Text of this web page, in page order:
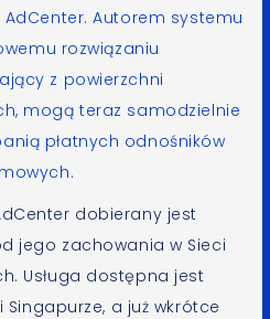
AdCenter. Autorem systemu
rozwiązaniu
z powierzchni
, mogą teraz samodzielnie
płatnych odnośników
dobierany jest
jego zachowania w Sieci
Usługa dostępna jest
Singapurze, a już wkrótce